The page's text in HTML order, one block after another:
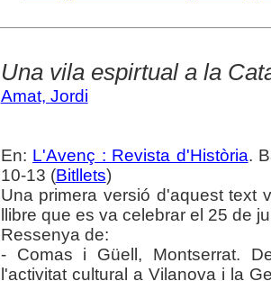
Una vila espirtual a la
Amat, Jordi
En: L'Avenç : Revista d'Història.
10-13 (Bitllets)
Una primera versió d'aquest text
llibre que es va celebrar el 25 de
Ressenya de:
- Comas i Güell, Montserrat.
l'activitat cultural a Vilanova i la